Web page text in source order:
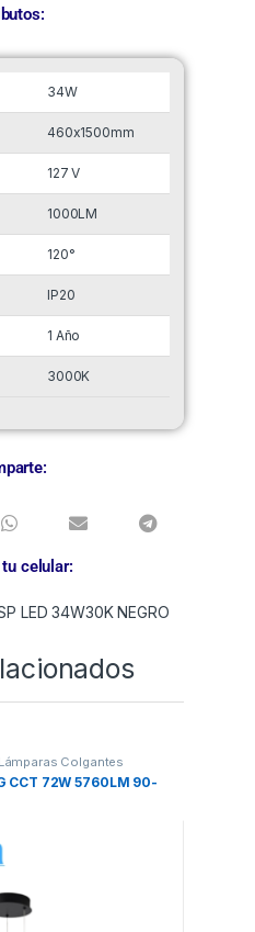
34W
460x1500mm
127 V
1000LM
120°
IP20
1 Año
3000K
celular:
Lámparas Colgantes
CCT 72W 5760LM 90-